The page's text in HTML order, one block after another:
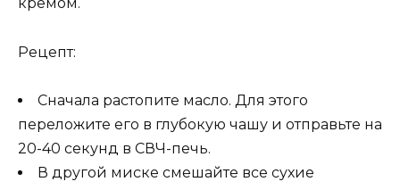
кремом.
Рецепт:
Сначала растопите масло. Для этого
переложите его в глубокую чашу и отправьте на
20-40 секунд в СВЧ-печь.
В другой миске смешайте все сухие